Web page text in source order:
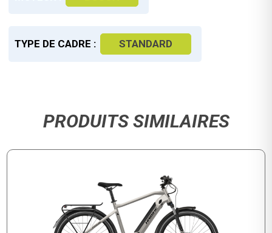
TYPE DE CADRE : STANDARD
PRODUITS SIMILAIRES